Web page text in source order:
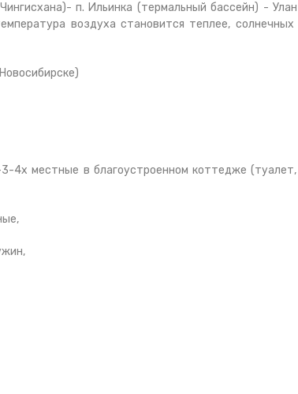
п. Ильинка (термальный бассейн) -
воздуха становится теплее, солнечных
4х местные в благоустроенном коттедже